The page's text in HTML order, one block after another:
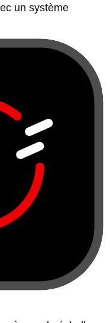
un système